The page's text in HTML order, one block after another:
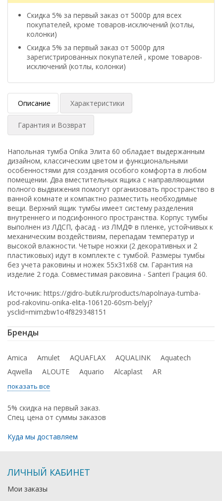
Скидка 5% за первый заказ от 5000р для всех
покупателей, кроме товаров-исключений (котлы,
колонки)
Скидка 5% за первый заказ от 5000р для
зарегистрированных покупателей , кроме товаров-
исключений (котлы, колонки)
Описание Характеристики
Гарантия и Возврат
Напольная тумба Onika Элита 60 обладает выдержанным
дизайном, классическим цветом и функциональными
особенностями для создания особого комфорта в любом
помещении. Два вместительных ящика с направляющими
полного выдвижения помогут организовать пространство в
ванной комнате и компактно разместить необходимые
вещи. Верхний ящик тумбы имеет систему разделения
внутреннего и подсифонного пространства. Корпус тумбы
выполнен из ЛДСП, фасад - из ЛМДФ в пленке, устойчивых к
механическим воздействиям, перепадам температур и
высокой влажности. Четыре ножки (2 декоративных и 2
пластиковых) идут в комплекте с тумбой. Размеры тумбы
без учета раковины и ножек 55x31x68 cм. Гарантия на
изделие 2 года. Совместимая раковина - Santeri Грация 60.
Источник: https://gidro-butik.ru/products/napolnaya-tumba-
pod-rakovinu-onika-elita-106120-60sm-belyj?
ysclid=mimzbw1o4f829348151
Бренды
Amica Amulet AQUAFLAX AQUALINK
Aquatech
Aqwella
ALOUTE Aquario Alcaplast AR
показать все
5% скидка на первый заказ.
Спец. цена от суммы заказов
Куда мы доставляем
ЛИЧНЫЙ КАБИНЕТ
Мои заказы